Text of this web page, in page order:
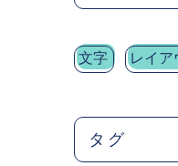
文字 レイア
タグ